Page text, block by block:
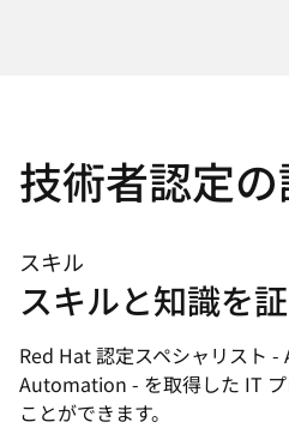
技術者認定
スキル
スキルと知識を
Red Hat 認定スペシャリスト
Automation - を取得した IT
ことができます。